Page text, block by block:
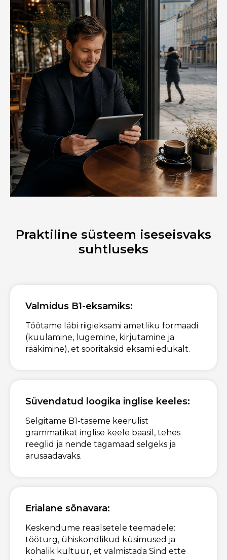
Praktiline süsteem iseseisvaks
suhtluseks
Valmidus B1-eksamiks:
Töötame läbi riigieksami ametliku formaadi
(kuulamine, lugemine, kirjutamine ja
rääkimine), et sooritaksid eksami edukalt.
Süvendatud loogika inglise keeles:
Selgitame B1-taseme keerulist
grammatikat inglise keele baasil, tehes
reeglid ja nende tagamaad selgeks ja
arusaadavaks.
Erialane sõnavara:
Keskendume reaalsetele teemadele:
tööturg, ühiskondlikud küsimused ja
kohalik kultuur, et valmistada Sind ette